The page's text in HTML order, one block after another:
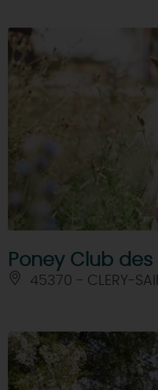
Poney Club
45370 - CLERY-